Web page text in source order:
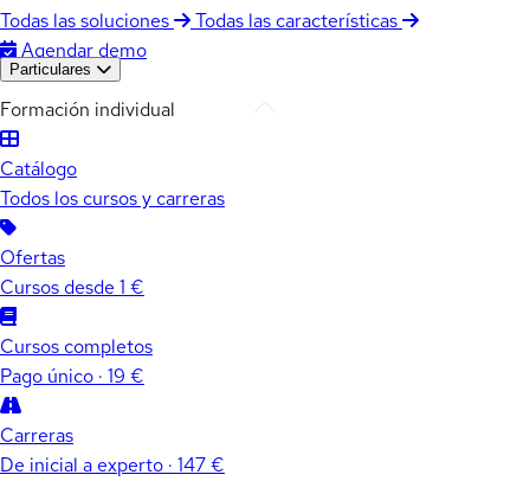
Todas las soluciones
Todas las características
Agendar demo
Particulares
Formación individual
Catálogo
Todos los cursos y carreras
Ofertas
Cursos desde 1 €
Cursos completos
Pago único · 19 €
Carreras
De inicial a experto · 147 €